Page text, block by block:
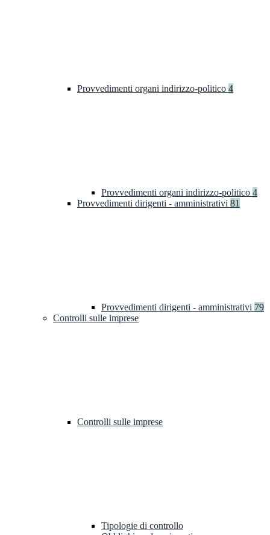
Provvedimenti organi indirizzo-politico 4
Provvedimenti organi indirizzo-politico 4
Provvedimenti dirigenti - amministrativi 81
Provvedimenti dirigenti - amministrativi 79
Controlli sulle imprese
Controlli sulle imprese
Tipologie di controllo